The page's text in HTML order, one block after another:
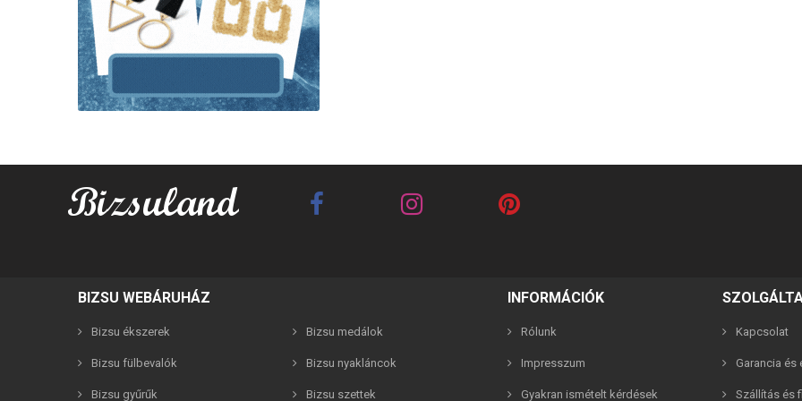
BIZSU WEBÁRUHÁZ
Bizsu ékszerek
Bizsu fülbevalók
Bizsu gyűrűk
Bizsu medálok
Bizsu nyakláncok
Bizsu szettek
INFORMÁCIÓK
Rólunk
Impresszum
Gyakran ismételt kérdések
Kapcsolat
Garancia és
Szállítás és